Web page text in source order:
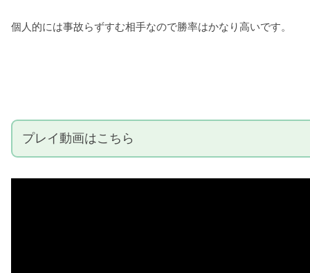
個人的には事故らずすむ相手なので勝率はかなり高いです。
プレイ動画はこちら